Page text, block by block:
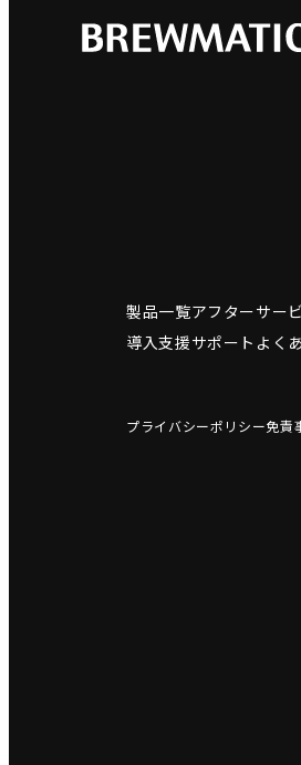
製品一覧アフターサー
導入支援サポート よく
プライバシーポリシー免責